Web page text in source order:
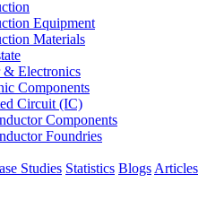
Equipment
Materials
& Electronics
Components
Circuit (IC)
Components
Foundries
Studies Statistics Blogs Articles